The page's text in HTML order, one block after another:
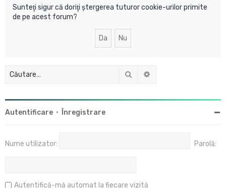
Sunteţi sigur că doriţi ştergerea tuturor cookie-urilor primite
de pe acest forum?
Căutare
Autentificare • Înregistrare
Nume utilizator: Parolă:
Autentifică-mă automat la fiecare vizită